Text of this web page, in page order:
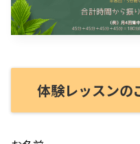
体験レッスンの